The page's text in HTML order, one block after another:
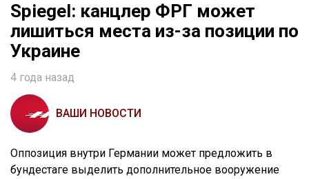
Spiegel: канцлер ФРГ может
лишиться места из-за позиции по
Украине
4 года назад
ВАШИ НОВОСТИ
Оппозиция внутри Германии может предложить в
бундестаге выделить дополнительное вооружение